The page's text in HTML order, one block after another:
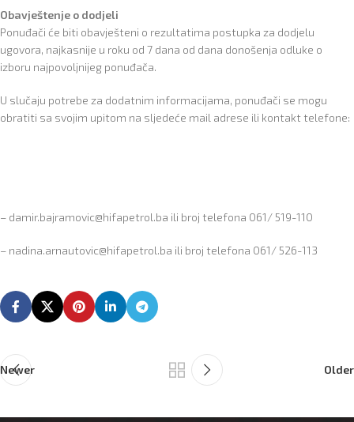
Obavještenje o dodjeli
Ponuđači će biti obavješteni o rezultatima postupka za dodjelu
ugovora, najkasnije u roku od 7 dana od dana donošenja odluke o
izboru najpovoljnijeg ponuđača.
U slučaju potrebe za dodatnim informacijama, ponuđači se mogu
obratiti sa svojim upitom na sljedeće mail adrese ili kontakt telefone:
– damir.bajramovic@hifapetrol.ba ili broj telefona 061/ 519-110
– nadina.arnautovic@hifapetrol.ba ili broj telefona 061/ 526-113
Newer Older